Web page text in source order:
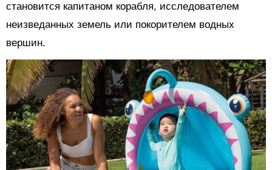
становится капитаном корабля, исследователем
неизведанных земель или покорителем водных
вершин.